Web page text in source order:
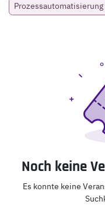
Prozessautomatisierung
Noch keine
Es konnte keine